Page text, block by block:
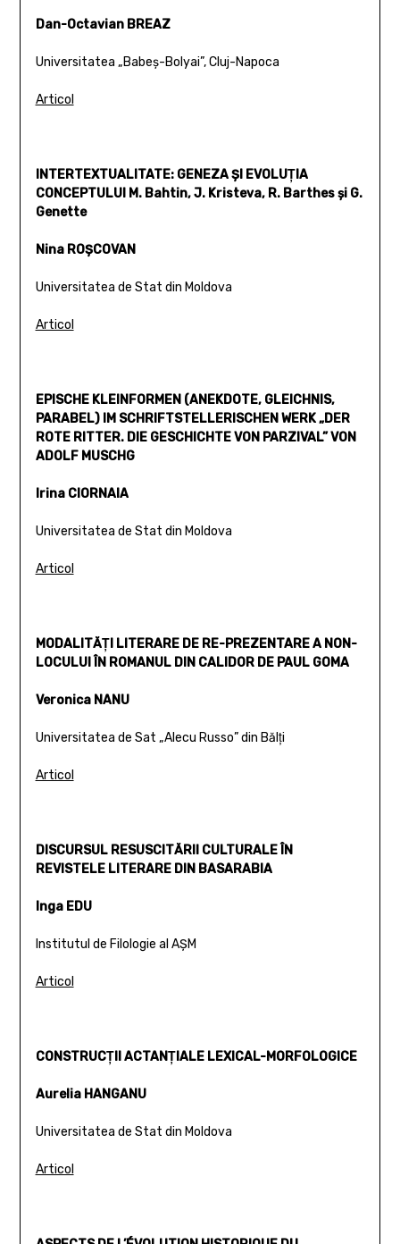
Dan-Octavian BREAZ
Universitatea „Babeş-Bolyai”, Cluj-Napoca
Articol
INTERTEXTUALITATE: GENEZA ŞI EVOLUŢIA
CONCEPTULUI M. Bahtin, J. Kristeva, R. Barthes şi G.
Genette
Nina ROŞCOVAN
Universitatea de Stat din Moldova
Articol
EPISCHE KLEINFORMEN (ANEKDOTE, GLEICHNIS,
PARABEL) IM SCHRIFTSTELLERISCHEN WERK „DER
ROTE RITTER. DIE GESCHICHTE VON PARZIVAL” VON
ADOLF MUSCHG
Irina CIORNAIA
Universitatea de Stat din Moldova
Articol
MODALITĂŢI LITERARE DE RE-PREZENTARE A NON-
LOCULUI ÎN ROMANUL DIN CALIDOR DE PAUL GOMA
Veronica NANU
Universitatea de Sat „Alecu Russo” din Bălţi
Articol
DISCURSUL RESUSCITĂRII CULTURALE ÎN
REVISTELE LITERARE DIN BASARABIA
Inga EDU
Institutul de Filologie al AŞM
Articol
CONSTRUCŢII ACTANŢIALE LEXICAL-MORFOLOGICE
Aurelia HANGANU
Universitatea de Stat din Moldova
Articol